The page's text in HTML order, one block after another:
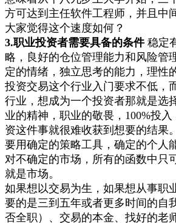
方可达到主任软件工程师，并且中
大家觉得这个速度如何？
3.职业投资者需要具备的条件 稳定
略，良好的仓位管理能力和风险管
定的情绪，独立思考的能力，理性
投资交易这个行业入门要求不低，
行业，想成为一个投资者那就是选
业的精神，职业的敬畏，100%投
资这件事就很难收获到想要的结果。
要用确定的策略工具，确定的个人
对不确定的市场，所有的函数中只
就是市场。
如果想以交易为生，如果想从事职
要的是三到五年或者更多时间的自
否全职）、交易的本金、找好的老